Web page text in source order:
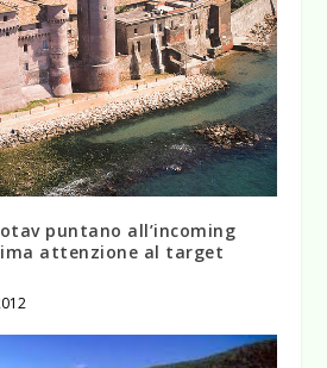
puntano all’incoming
attenzione al target